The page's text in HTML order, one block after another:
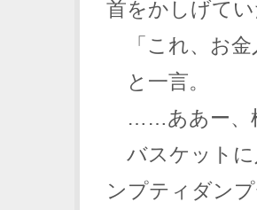
首をかしげて
「これ、お金
と一言。
……ああー
バスケットに
ンプティダン